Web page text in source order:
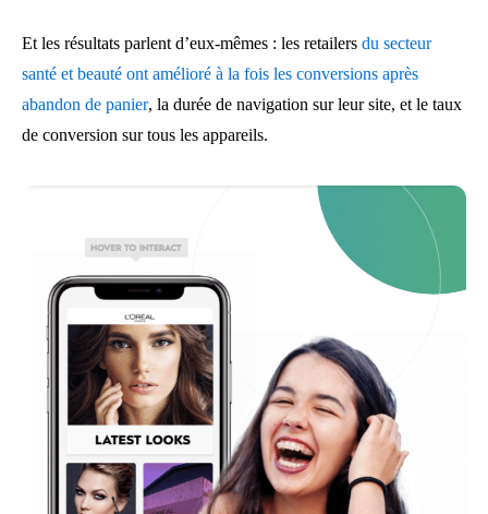
Et les résultats parlent d’eux-mêmes : les retailers du secteur
santé et beauté ont amélioré à la fois les conversions après
abandon de panier, la durée de navigation sur leur site, et le taux
de conversion sur tous les appareils.